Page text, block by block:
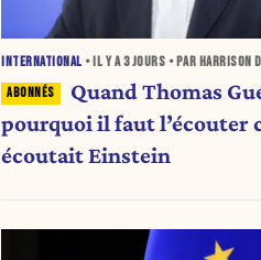
INTERNATIONAL • IL Y A3 JOURS • PAR HARRISON
Quand Thomas
pourquoi il faut l’écouter
écoutait Einstein